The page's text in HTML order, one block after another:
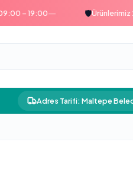
– 19:00— Ürünlerimiz 2
Adres Tarifi: Maltepe